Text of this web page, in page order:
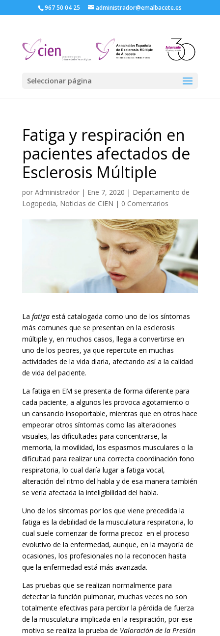
967 50 04 25 administrador@emalbacete.es
Seleccionar página
Fatiga y respiración en
pacientes afectados de
Esclerosis Múltiple
por Administrador| Ene 7, 2020 | Departamento de
Logopedia, Noticias de CIEN | 0 Comentarios
La fatigaestá catalogada como uno de los síntomas
más comunes que se presentan en la esclerosis
múltiple y, en muchos casos, llega a convertirse en
uno de los peores, ya que repercute en muchas
actividades de la vida diaria, afectando así a la calidad
de vida del paciente.
La fatiga en EM se presenta de forma diferente para
cada paciente, a algunos les provoca agotamiento o
un cansancio insoportable, mientras que en otros hace
empeorar otros síntomas como las alteraciones
visuales, las dificultades para concentrarse, la
memoria, la movilidad, los espasmos musculares o la
dificultad para realizar una correcta coordinación fono
respiratoria, lo cual daría lugar a fatiga vocal,
alteración del ritmo del habla y de esa manera también
se vería afectada la inteligibilidad del habla.
Uno de los síntomas por los que viene precedida la
fatiga es la debilidad de la musculatura respiratoria, lo
cual suele comenzar de forma precoz en el proceso
evolutivo de la enfermedad, aunque, en la mayoría de
ocasiones, los profesionales no la reconocen hasta
que la enfermedad está más avanzada.
Las pruebas que se realizan normalmente para
detectar la función pulmonar, muchas veces no son
totalmente efectivas para percibir la pérdida de fuerza
de la musculatura implicada en la respiración, por ese
motivo se realiza la prueba de Valoración de la Presión